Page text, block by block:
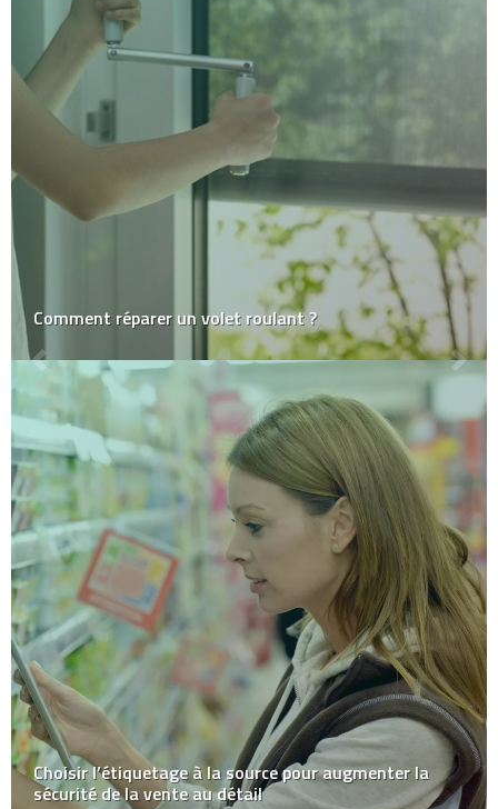
Comment réparer un volet roulant ?
Choisir l’étiquetage à la source pour augmenter la
sécurité de la vente au détail